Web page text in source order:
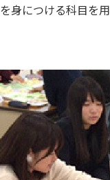
を身につける科目を用